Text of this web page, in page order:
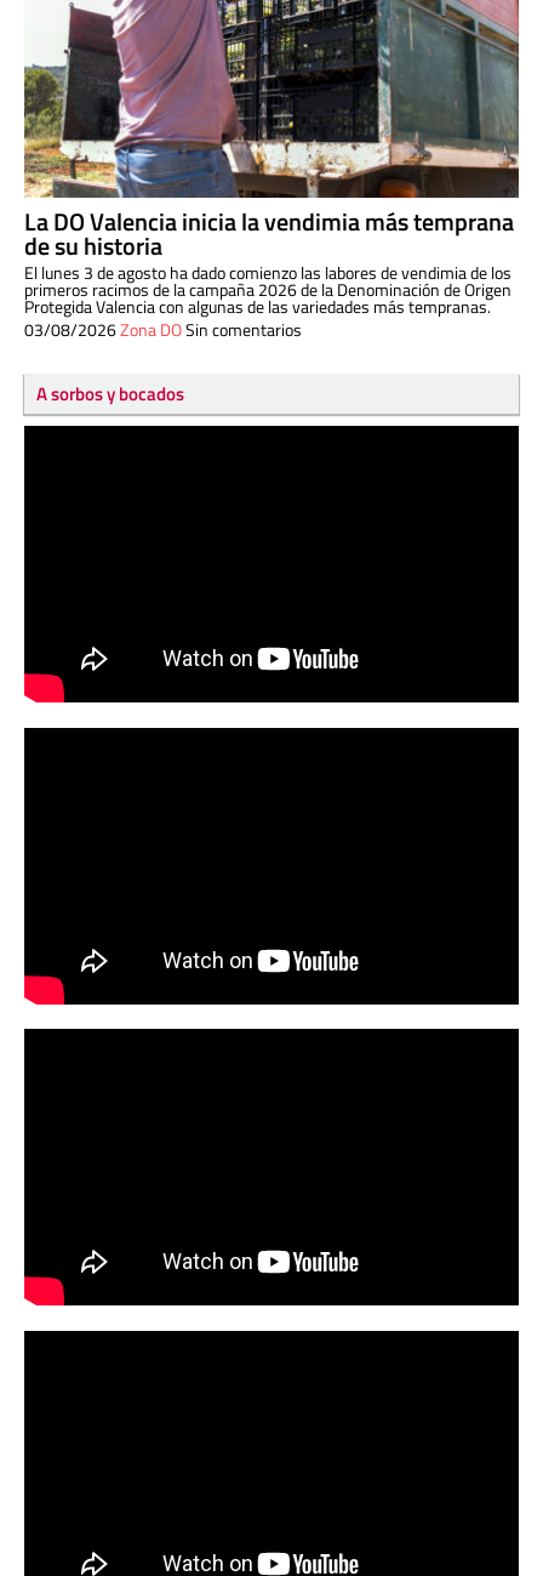
La DO Valencia inicia la vendimia más temprana
de su historia
El lunes 3 de agosto ha dado comienzo las labores de vendimia de los
primeros racimos de la campaña 2026 de la Denominación de Origen
Protegida Valencia con algunas de las variedades más tempranas.
03/08/2026Zona DOSin comentarios
A sorbos y bocados